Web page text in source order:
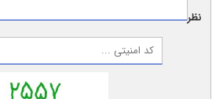
نظر: